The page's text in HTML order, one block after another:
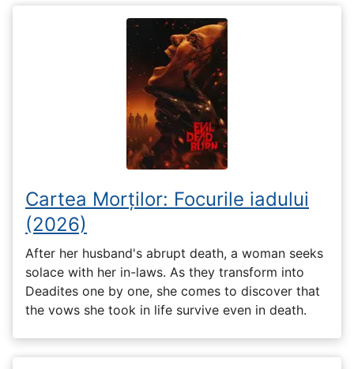
Cartea Morților: Focurile iadului
(2026)
After her husband's abrupt death, a woman seeks
solace with her in-laws. As they transform into
Deadites one by one, she comes to discover that
the vows she took in life survive even in death.